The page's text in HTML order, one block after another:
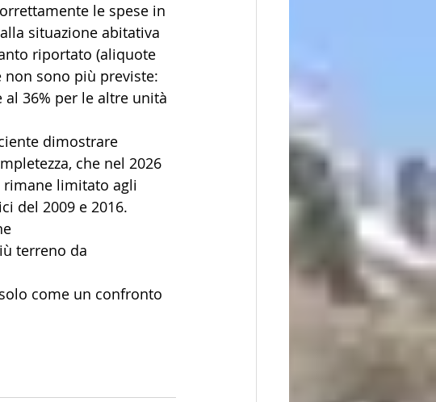
le spese in
situazione abitativa
riportato (aliquote
non sono più previste:
al 36% per le altre unità
dimostrare
che nel 2026
limitato agli
del 2009 e 2016.
terreno da
come un confronto